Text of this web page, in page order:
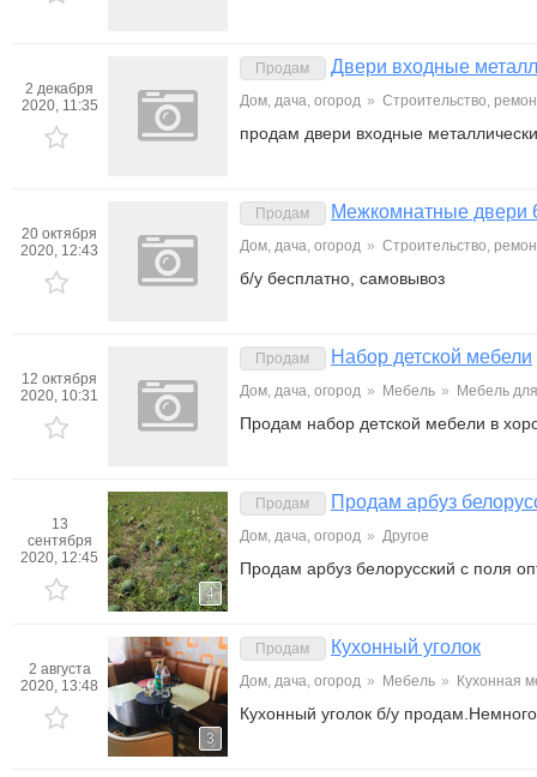
2 декабря
2020, 11:35
Продам Двери входные
Дом, дача, огород » Строительство,
продам двери входные
20 октября
2020, 12:43
Продам Межкомнатные двери
Дом, дача, огород » Строительство,
б/у бесплатно, самовывоз
12 октября
2020, 10:31
Продам Набор детской мебели
Дом, дача, огород » Мебель » Мебель
Продам набор детской мебели в
13
сентября
2020, 12:45
4
Продам Продам арбуз
Дом, дача, огород » Другое
Продам арбуз белорусский с поля
2 августа
2020, 13:48
3
Продам Кухонный уголок
Дом, дача, огород » Мебель » Кухонная
Кухонный уголок б/у